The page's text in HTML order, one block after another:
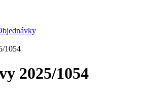
1054
2025/1054